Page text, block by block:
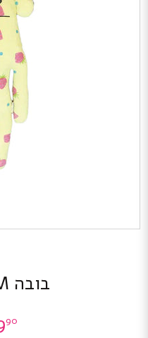
בובה M קוף תות
90